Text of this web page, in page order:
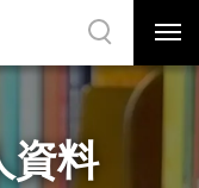
選
單
關
網
站
尋
資料